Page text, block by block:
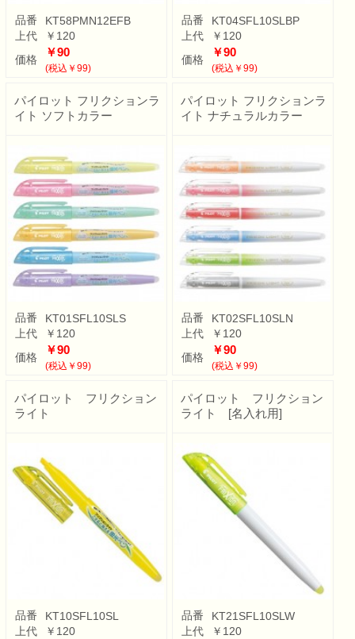
品番
KT58PMN12EFB
上代
￥120
価格
￥90
(税込￥99)
品番
KT04SFL10SLBP
上代
￥120
価格
￥90
(税込￥99)
パイロット フリクションラ
イト ソフトカラー
品番
KT01SFL10SLS
上代
￥120
価格
￥90
(税込￥99)
パイロット フリクションラ
イト ナチュラルカラー
品番
KT02SFL10SLN
上代
￥120
価格
￥90
(税込￥99)
パイロット フリクション
ライト
品番
KT10SFL10SL
上代
￥120
パイロット フリクション
ライト [名入れ用]
品番
KT21SFL10SLW
上代
￥120